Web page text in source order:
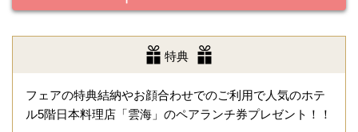
特典
フェアの特典結納やお顔合わせでのご利用で人気のホテ
ル5階日本料理店「雲海」のペアランチ券プレゼント！！